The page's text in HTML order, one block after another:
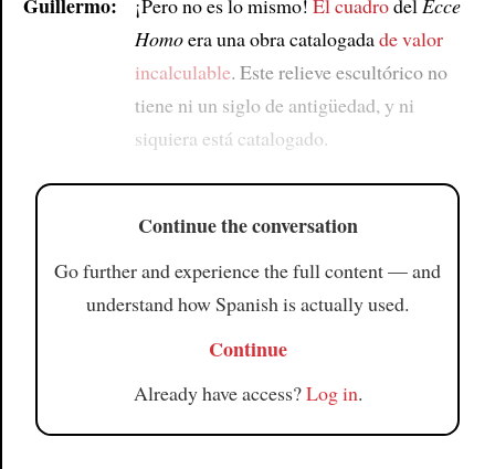
Homoera una obra catalogadade valor
incalculable. Este relieve escultórico no
tiene ni un siglo de antigüedad, y ni
siquiera está catalogado.
Continue the conversation
Go further and experience the full content — and
understand how Spanish is actually used.
Continue
Already have access?Log in.